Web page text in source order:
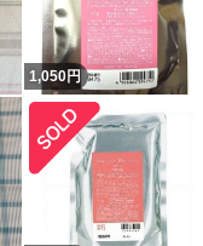
1,050円